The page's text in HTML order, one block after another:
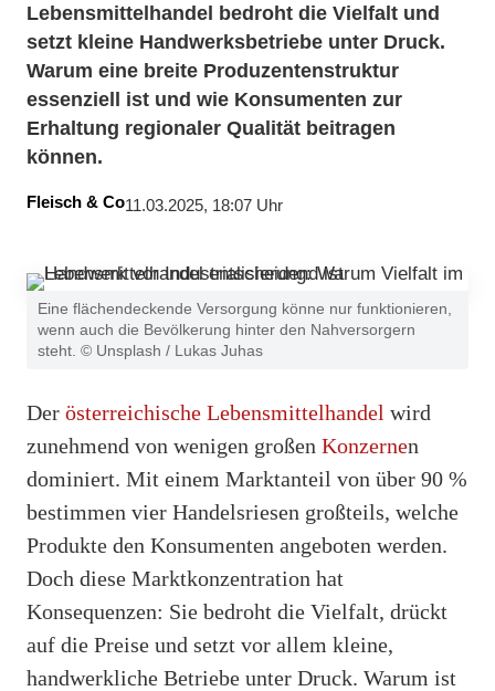
Lebensmittelhandel bedroht die Vielfalt und
setzt kleine Handwerksbetriebe unter Druck.
Warum eine breite Produzentenstruktur
essenziell ist und wie Konsumenten zur
Erhaltung regionaler Qualität beitragen
können.
Fleisch & Co11.03.2025, 18:07 Uhr
Eine flächendeckende Versorgung könne nur funktionieren,
wenn auch die Bevölkerung hinter den Nahversorgern
steht. © Unsplash / Lukas Juhas
Der österreichische Lebensmittelhandel wird
zunehmend von wenigen großen Konzernen
dominiert. Mit einem Marktanteil von über 90 %
bestimmen vier Handelsriesen großteils, welche
Produkte den Konsumenten angeboten werden.
Doch diese Marktkonzentration hat
Konsequenzen: Sie bedroht die Vielfalt, drückt
auf die Preise und setzt vor allem kleine,
handwerkliche Betriebe unter Druck. Warum ist